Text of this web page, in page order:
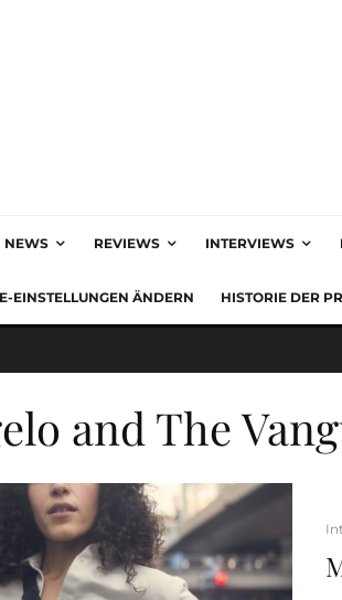
NEWS REVIEWS INTERVIEWS
EINSTELLUNGEN ÄNDERN HISTORIE DER
and The